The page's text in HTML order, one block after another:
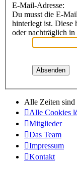
E-Mail-Adresse:
Du musst die E-
hinterlegt ist. Diese
oder nachträglich in
Alle Zeiten sind
Alle Cookies
Mitglieder
Das Team
Impressum
Kontakt